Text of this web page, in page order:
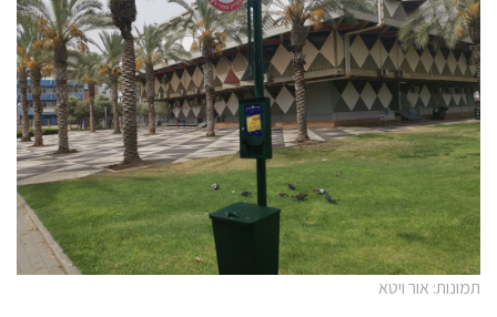
תמונות: אור ויטא